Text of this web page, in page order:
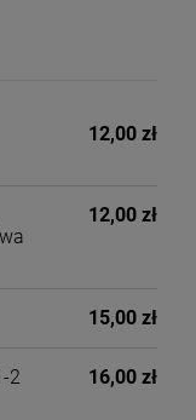
12,00 zł
12,00 zł
15,00 zł
2
16,00 zł